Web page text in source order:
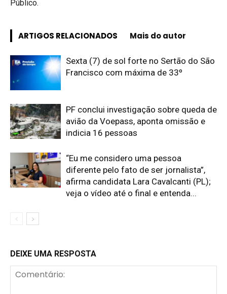
Público.
ARTIGOS RELACIONADOS Mais do autor
Sexta (7) de sol forte no Sertão do São
Francisco com máxima de 33º
PF conclui investigação sobre queda de
avião da Voepass, aponta omissão e
indicia 16 pessoas
“Eu me considero uma pessoa
diferente pelo fato de ser jornalista”,
afirma candidata Lara Cavalcanti (PL);
veja o vídeo até o final e entenda...
DEIXE UMA RESPOSTA